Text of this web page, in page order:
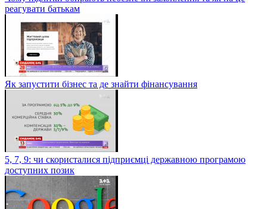
реагувати батькам
Як запустити бізнес та де знайти фінансування
5, 7, 9: чи скористалися підприємці державною програмою
доступних позик